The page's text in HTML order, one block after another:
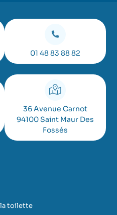
01 48 83 88 82
36 Avenue Carnot
94100 Saint Maur Des
Fossés
la toilette